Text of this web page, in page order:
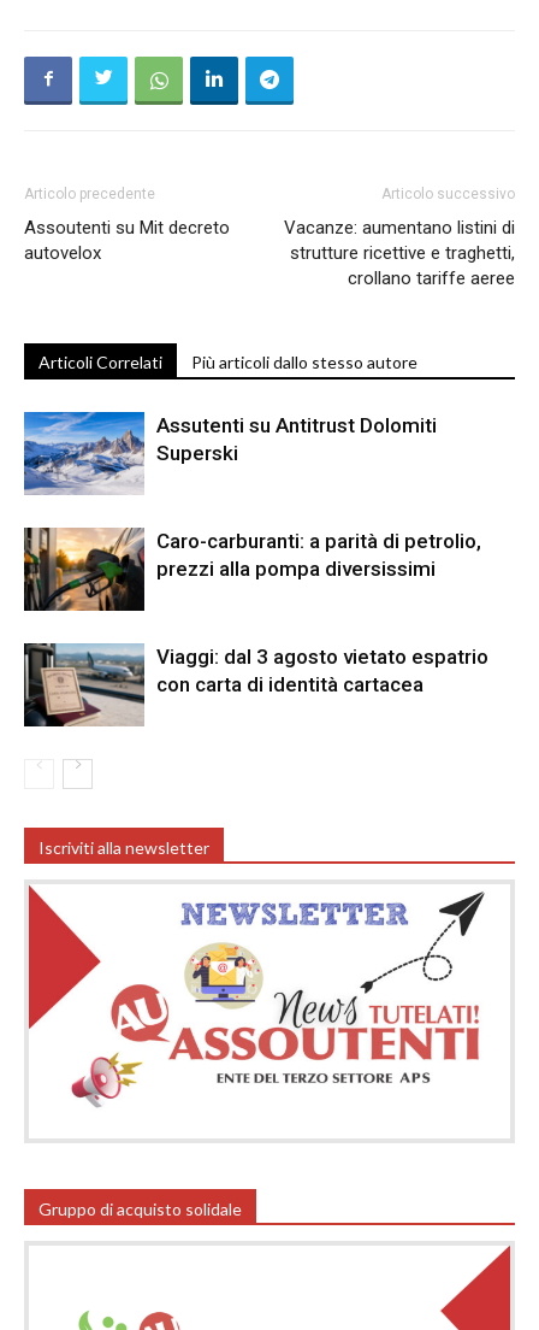
Articolo precedente
Assoutenti su Mit decreto
autovelox
Articolo successivo
Vacanze: aumentano listini di
strutture ricettive e traghetti,
crollano tariffe aeree
Articoli Correlati Più articoli dallo stesso autore
Assutenti su Antitrust Dolomiti
Superski
Caro-carburanti: a parità di petrolio,
prezzi alla pompa diversissimi
Viaggi: dal 3 agosto vietato espatrio
con carta di identità cartacea
Iscriviti alla newsletter
Gruppo di acquisto solidale